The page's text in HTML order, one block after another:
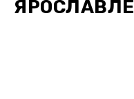
ЯРОСЛАВЛЕ